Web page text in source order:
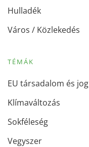
Hulladék
Város / Közlekedés
TÉMÁK
EU társadalom és jog
Klímaváltozás
Sokféleség
Vegyszer